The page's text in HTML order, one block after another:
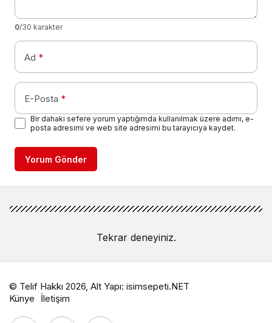
0/30 karakter
Ad *
E-Posta *
Bir dahaki sefere yorum yaptığımda kullanılmak üzere adımı, e-
posta adresimi ve web site adresimi bu tarayıcıya kaydet.
Yorum Gönder
Tekrar deneyiniz.
© Telif Hakkı 2026, Alt Yapı: isimsepeti.NET
Künye
İletişim